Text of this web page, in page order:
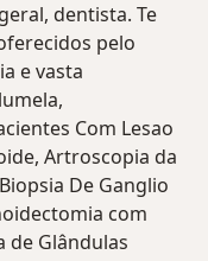
dentista. Te
pelo
e vasta
Com Lesao
Artroscopia da
De Ganglio
com
de Glândulas